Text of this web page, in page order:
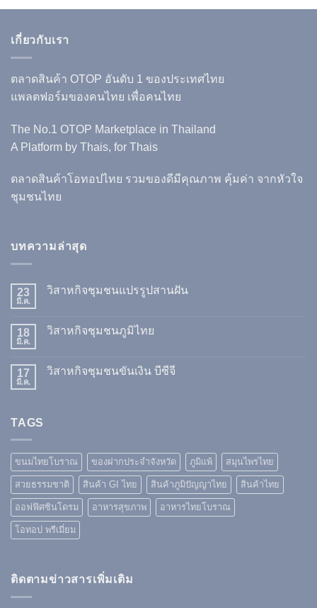
เกี่ยวกับเรา
ตลาดสินค้า OTOP อันดับ 1 ของประเทศไทย
แพลตฟอร์มของคนไทย เพื่อคนไทย
The No.1 OTOP Marketplace in Thailand
A Platform by Thais, for Thais
ตลาดสินค้าโอทอปไทย รวมของดีมีคุณภาพ คุ้มค่า จากหัวใจ
ชุมชนไทย
บทความล่าสุด
23
มี.ค.
วิสาหกิจชุมชนแปรรูปสานฝัน
18
มี.ค.
วิสาหกิจชุมชนภูมิไทย
17
มี.ค.
วิสาหกิจชุมชนขันเงิน บีซีจี
TAGS
ขนมไทยโบราณ ของฝากประจำจังหวัด ภูมิแพ้ สมุนไพรไทย
สวยธรรมชาติ สินค้า GI ไทย สินค้าภูมิปัญญาไทย สินค้าไทย
ออฟฟิศซินโดรม อาหารสุขภาพ อาหารไทยโบราณ
โอทอป พรีเมี่ยม
ติดตามข่าวสารเพิ่มเติม